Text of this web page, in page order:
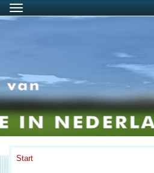
Menu
Start